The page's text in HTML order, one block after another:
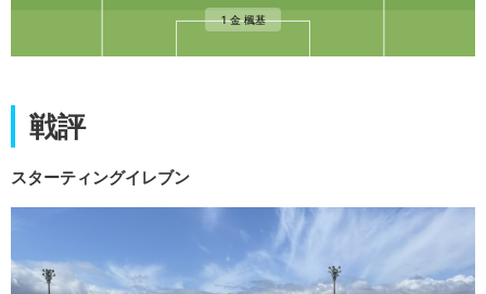
1 金 楓基
戦評
スターティングイレブン